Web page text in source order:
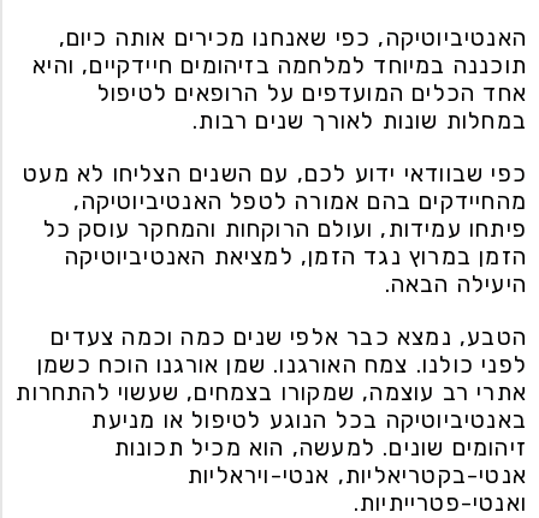
האנטיביוטיקה, כפי שאנחנו מכירים אותה כיום,
תוכננה במיוחד למלחמה בזיהומים חיידקיים, והיא
אחד הכלים המועדפים על הרופאים לטיפול
במחלות שונות לאורך שנים רבות.
כפי שבוודאי ידוע לכם, עם השנים הצליחו לא מעט
מהחיידקים בהם אמורה לטפל האנטיביוטיקה,
פיתחו עמידות, ועולם הרוקחות והמחקר עוסק כל
הזמן במרוץ נגד הזמן, למציאת האנטיביוטיקה
היעילה הבאה.
הטבע, נמצא כבר אלפי שנים כמה וכמה צעדים
לפני כולנו. צמח האורגנו. שמן אורגנו הוכח כשמן
אתרי רב עוצמה, שמקורו בצמחים, שעשוי להתחרות
באנטיביוטיקה בכל הנוגע לטיפול או מניעת
זיהומים שונים. למעשה, הוא מכיל תכונות
אנטי-בקטריאליות, אנטי-ויראליות
ואנטי-פטרייתיות.